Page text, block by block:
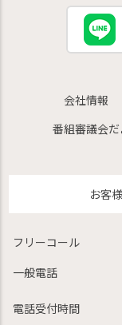
会社情報
番組審議会だ
お客
フリーコール
一般電話
電話受付時間